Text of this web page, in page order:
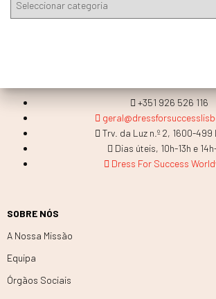
+351 926 526 116
Trv. da Luz n.º 2, 1600-
Dias úteis, 10h-13h e
Dress For Success
SOBRE NÓS
A Nossa Missão
Equipa
Órgãos Sociais